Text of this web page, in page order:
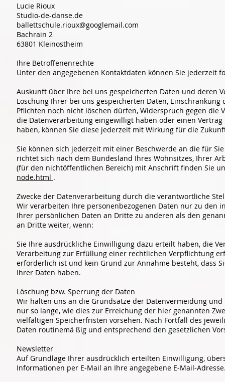
Lucie Rioux
Studio-de-danse.de
ballettschule.rioux@googlemail.com
Bachrain 2
63801 Kleinostheim
Ihre Betroffenenrechte
Unter den angegebenen Kontaktdaten können Sie jederzeit
Auskunft über Ihre bei uns gespeicherten Daten und deren
Löschung Ihrer bei uns gespeicherten Daten,
Pflichten noch nicht löschen dürfen, Widerspruch gegen
die Datenverarbeitung eingewilligt haben oder einen
haben, können Sie diese jederzeit mit Wirkung für die
Sie können sich jederzeit mit einer Beschwerde an die für
richtet sich nach dem Bundesland Ihres Wohnsitzes, Ihrer
(für den nichtöffentlichen Bereich) mit Anschrift finden Sie
node.html .
Zwecke der Datenverarbeitung durch die verantwortliche
Wir verarbeiten Ihre personenbezogenen Daten nur zu den
Ihrer persönlichen Daten an Dritte zu anderen als den
an Dritte weiter, wenn:
Sie Ihre ausdrückliche Einwilligung dazu erteilt haben, die
Verarbeitung zur Erfüllung einer rechtlichen Verpflichtung
erforderlich ist und kein Grund zur Annahme besteht, dass
Ihrer Daten haben.
Löschung bzw. Sperrung der Daten
Wir halten uns an die Grundsätze der Datenvermeidung
nur so lange, wie dies zur Erreichung der hier genannten
vielfältigen Speicherfristen vorsehen. Nach Fortfall des
Daten routinemä ßig und entsprechend den gesetzlichen
Newsletter
Auf Grundlage Ihrer ausdrücklich erteilten Einwilligung,
Informationen per E-Mail an Ihre angegebene E-Mail-